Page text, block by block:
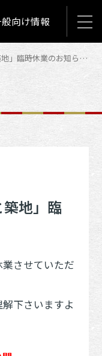
向け情報
総合案内所「ぷらっと築地」臨時休業のお知らせ | お知らせ
地」臨
させていただ
下さいますよ